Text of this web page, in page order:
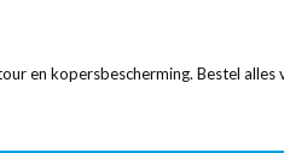
en kopersbescherming. Bestel